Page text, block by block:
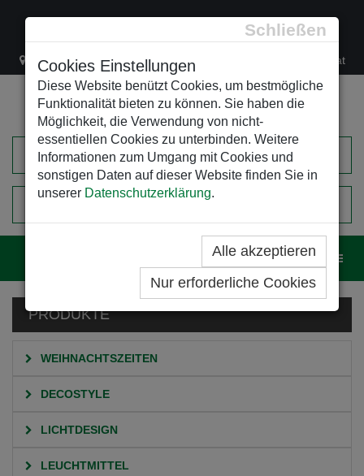
Schließen
Cookies Einstellungen
Diese Website benützt Cookies, um bestmögliche
Funktionalität bieten zu können. Sie haben die
Möglichkeit, die Verwendung von nicht-
essentiellen Cookies zu unterbinden. Weitere
Informationen zum Umgang mit Cookies und
sonstigen Daten auf dieser Website finden Sie in
unserer Datenschutzerklärung.
Alle akzeptieren
Nur erforderliche Cookies
Lacknergasse 78 +43/1/470 37 00 office@leso.at
EINKAUFSWAGEN
PRODUKTE
WEIHNACHTSZEITEN
DECOSTYLE
LICHTDESIGN
LEUCHTMITTEL